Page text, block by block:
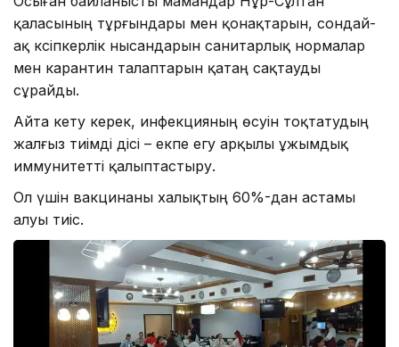
қаласының тұрғындары мен қонақтарын, сондай-
ақ кәсіпкерлік нысандарын санитарлық нормалар
мен карантин талаптарын қатаң сақтауды
сұрайды.
Айта кету керек, инфекцияның өсуін тоқтатудың
жалғыз тиімді әдісі – екпе егу арқылы ұжымдық
иммунитетті қалыптастыру.
Ол үшін вакцинаны халықтың 60%-дан астамы
алуы тиіс.